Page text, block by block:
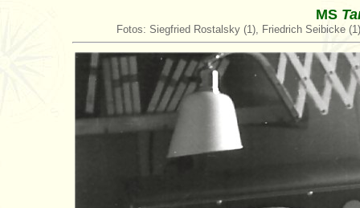
MS
Fotos: Siegfried Rostalsky (1), Friedrich Seibicke